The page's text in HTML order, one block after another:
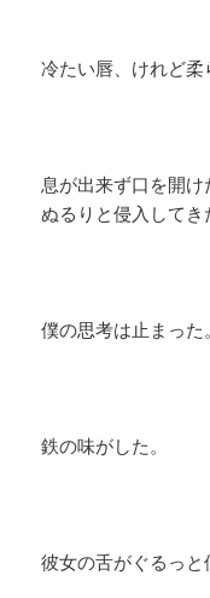
冷たい唇、けれど柔
息が出来ず口を開
ぬるりと侵入してき
僕の思考は止まった。
鉄の味がした。
彼女の舌がぐるっと